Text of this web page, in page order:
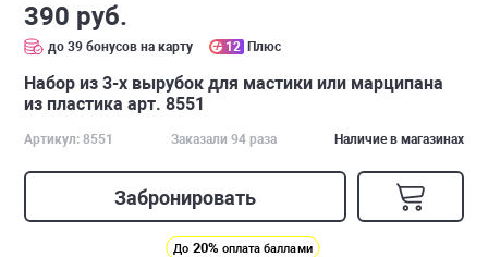
390 руб.
до 39 бонусов на карту 12 Плюс
Набор из 3-х вырубок для мастики или марципана
из пластика арт. 8551
Артикул: 8551 Заказали 94 раза Наличие в магазинах
Забронировать
До 20% оплата баллами